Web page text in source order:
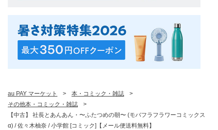
au PAY マーケット > 本・コミック・雑誌
>
その他本・コミック・雑誌
>
【中古】 社長とあんあん・〜ふたつめの朝〜 (モバフラフラワーコミックス
α) / 佐々木柚奈 / 小学館 [コミック]【メール便送料無料】